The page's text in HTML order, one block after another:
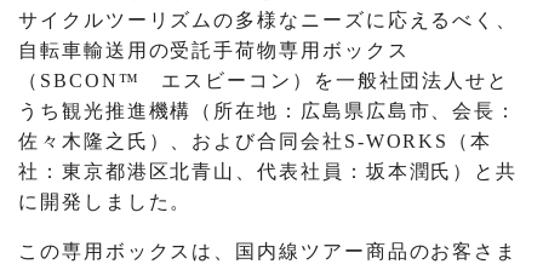
サイクルツーリズムの多様なニーズに応えるべく、
自転車輸送用の受託手荷物専用ボックス
（SBCON™ エスビーコン）を一般社団法人せと
うち観光推進機構（所在地：広島県広島市、会長：
佐々木隆之氏）、および合同会社S-WORKS（本
社：東京都港区北青山、代表社員：坂本潤氏）と共
に開発しました。
この専用ボックスは、国内線ツアー商品のお客さま